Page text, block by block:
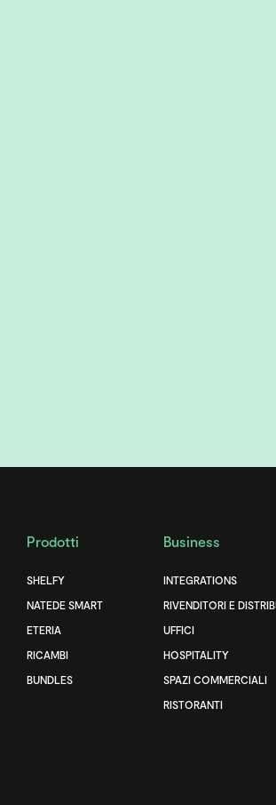
Prodotti
SHELFY
NATEDE SMART
ETERIA
RICAMBI
BUNDLES
Business
INTEGRATIONS
RIVENDITORI E
UFFICI
HOSPITALITY
SPAZI COMMERCIALI
RISTORANTI